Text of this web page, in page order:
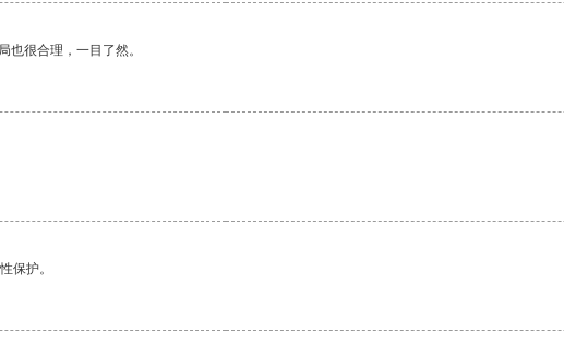
很合理，一目了然。
保护。